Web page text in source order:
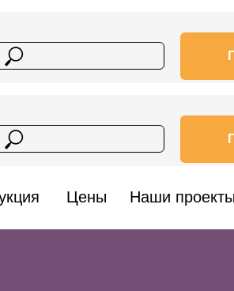
Цены Наши проекты